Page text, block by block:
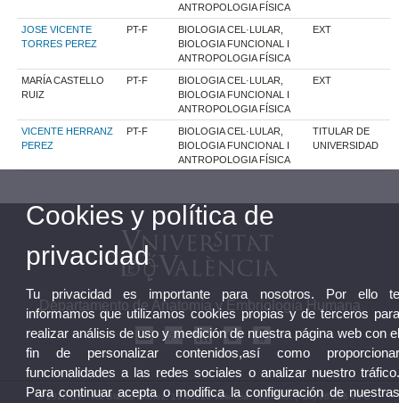
ANTROPOLOGIA FÍSICA
JOSE VICENTE
TORRES PEREZ
PT-F
BIOLOGIA CEL·LULAR,
BIOLOGIA FUNCIONAL I
ANTROPOLOGIA FÍSICA
EXT
MARÍA CASTELLO
RUIZ
PT-F
BIOLOGIA CEL·LULAR,
BIOLOGIA FUNCIONAL I
ANTROPOLOGIA FÍSICA
EXT
VICENTE HERRANZ
PEREZ
PT-F
BIOLOGIA CEL·LULAR,
BIOLOGIA FUNCIONAL I
ANTROPOLOGIA FÍSICA
TITULAR DE
UNIVERSIDAD
Departamento de Anatomía y Embriología Humana
© 2026 UV. - Av. Blasco Ibáñez, 15 46010 Valencia. Teléfono: (+34) 96 386 49 6
Cookies y política de
privacidad
Tu privacidad es importante para nosotros. Por ello
informamos que utilizamos cookies propias y de terceros
realizar análisis de uso y medición de nuestra página web con
fin de personalizar contenidos,así como
funcionalidades a las redes sociales o analizar nuestro
Para continuar acepta o modifica la configuración de